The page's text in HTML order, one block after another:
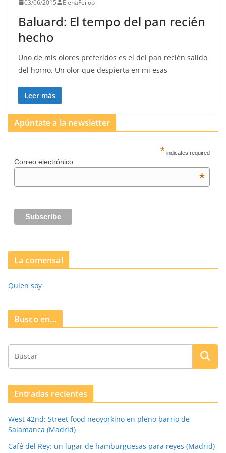
03/06/2015 ElenaFeijoo
Baluard: El tempo del pan recién
hecho
Uno de mis olores preferidos es el del pan recién salido
del horno. Un olor que despierta en mi esas
Leer más
Apúntate a la newsletter
* indicates required
Correo electrónico
*
La comensal
Quien soy
Busco en…
Entradas recientes
West 42nd: Street food neoyorkino en pleno barrio de
Salamanca (Madrid)
Café del Rey: un lugar de hamburguesas para reyes (Madrid)